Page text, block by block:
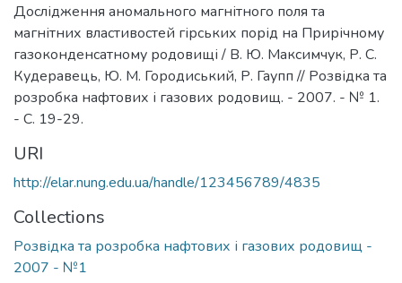
Дослідження аномального магнітного поля та
магнітних властивостей гірських порід на Прирічному
газоконденсатному родовищі / В. Ю. Максимчук, Р. С.
Кудеравець, Ю. М. Городиський, Р. Гаупп // Розвідка та
розробка нафтових і газових родовищ. - 2007. - № 1.
- С. 19-29.
URI
http://elar.nung.edu.ua/handle/123456789/4835
Collections
Розвідка та розробка нафтових і газових родовищ -
2007 - №1